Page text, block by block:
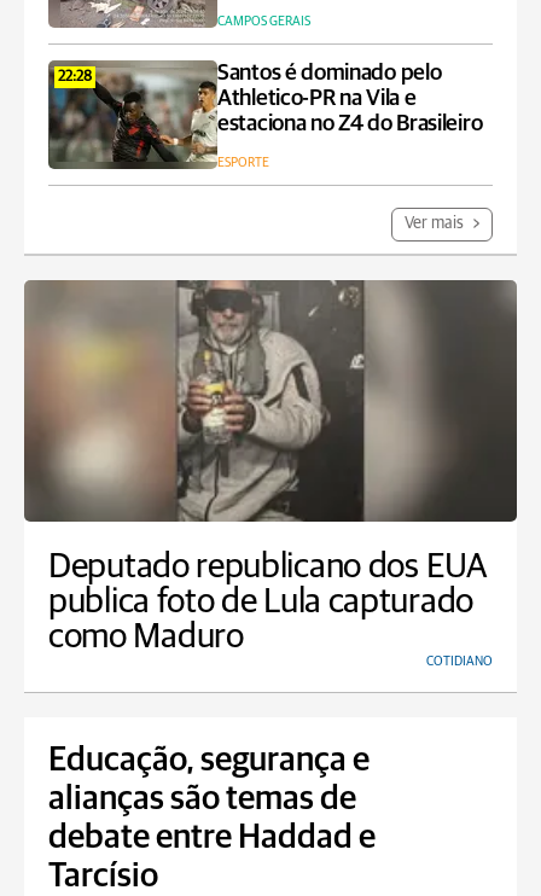
CAMPOS GERAIS
22:28
Santos é dominado pelo
Athletico-PR na Vila e
estaciona no Z4 do Brasileiro
ESPORTE
Ver mais
Deputado republicano dos EUA
publica foto de Lula capturado
como Maduro
COTIDIANO
Educação, segurança e
alianças são temas de
debate entre Haddad e
Tarcísio